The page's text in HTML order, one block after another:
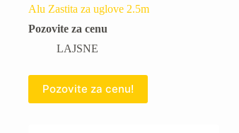
Alu Zastita za uglove 2.5m
Pozovite za cenu
LAJSNE
Pozovite za cenu!